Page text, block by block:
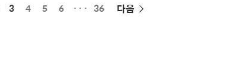
페
3 4 5 6 ··· 36 다음